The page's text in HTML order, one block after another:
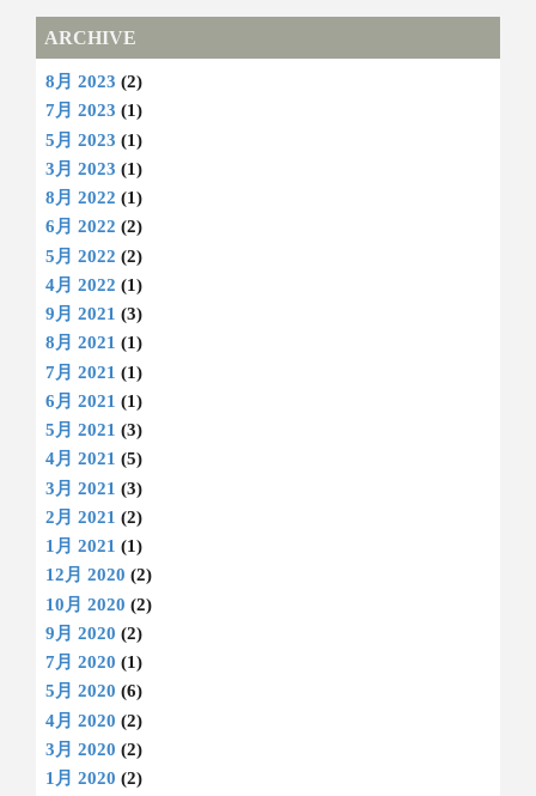
ARCHIVE
8月 2023 (2)
7月 2023 (1)
5月 2023 (1)
3月 2023 (1)
8月 2022 (1)
6月 2022 (2)
5月 2022 (2)
4月 2022 (1)
9月 2021 (3)
8月 2021 (1)
7月 2021 (1)
6月 2021 (1)
5月 2021 (3)
4月 2021 (5)
3月 2021 (3)
2月 2021 (2)
1月 2021 (1)
12月 2020 (2)
10月 2020 (2)
9月 2020 (2)
7月 2020 (1)
5月 2020 (6)
4月 2020 (2)
3月 2020 (2)
1月 2020 (2)